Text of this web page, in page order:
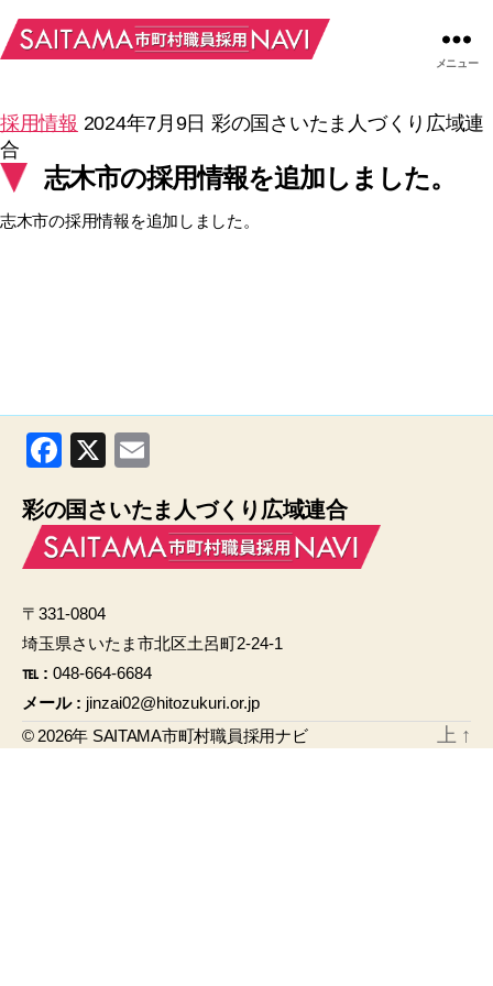
メニュー
採用情報 2024年7月9日 彩の国さいたま人づくり広域連
合
志木市の採用情報を追加しました。
志木市の採用情報を追加しました。
F
c
e
o
o
k
X
ail
彩の国さいたま人づくり広域連合
〒331-0804
埼玉県さいたま市北区土呂町2-24-1
℡ : 048-664-6684
メール : jinzai02@hitozukuri.or.jp
© 2026年 SAITAMA市町村職員採用ナビ 上 ↑